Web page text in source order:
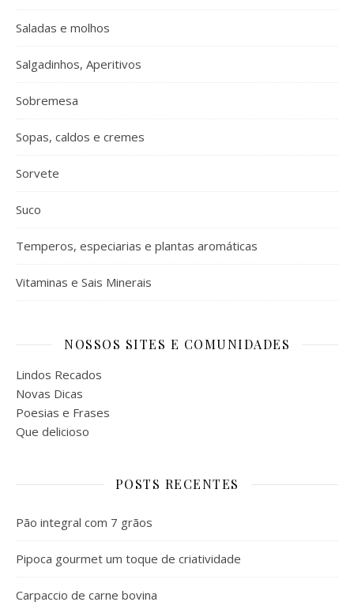
Saladas e molhos
Salgadinhos, Aperitivos
Sobremesa
Sopas, caldos e cremes
Sorvete
Suco
Temperos, especiarias e plantas aromáticas
Vitaminas e Sais Minerais
NOSSOS SITES E COMUNIDADES
Lindos Recados
Novas Dicas
Poesias e Frases
Que delicioso
POSTS RECENTES
Pão integral com 7 grãos
Pipoca gourmet um toque de criatividade
Carpaccio de carne bovina